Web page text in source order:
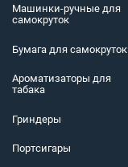
Машинки-ручные для
самокруток
Бумага для самокруток
Ароматизаторы для
табака
Гриндеры
Портсигары